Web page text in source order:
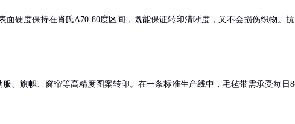
面硬度保持在肖氏A70-80度区间，既能保证转印清晰度，又不会损伤织物。抗
、旗帜、窗帘等高精度图案转印。在一条标准生产线中，毛毡带需承受每日